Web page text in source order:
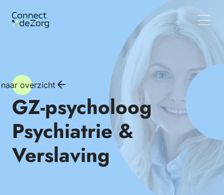
Vacatures
Wat wij doen
Team
Inzichten
overzicht
GZ-psycholoog
Psychiatrie &
Verslaving